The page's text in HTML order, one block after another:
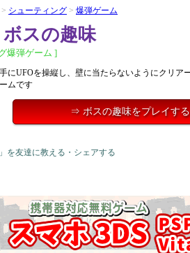
> シューティング > 爆弾ゲーム
スの趣味
爆弾ゲーム ]
にUFOを操縦し、壁に当たらないようにクリア
ムです
⇒ ボスの趣味をプレイする
を友達に教える・シェアする